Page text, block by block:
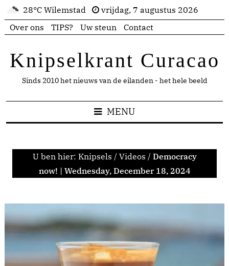
28°C Wilemstad
vrijdag, 7 augustus 2026
Over ons
TIPS? Uw steun Contact
Knipselkrant Curacao
Sinds 2010 het nieuws van de eilanden - het hele beeld
MENU
U ben hier: Knipsels / Videos / Democracy
now! | Wednesday, December 18, 2024